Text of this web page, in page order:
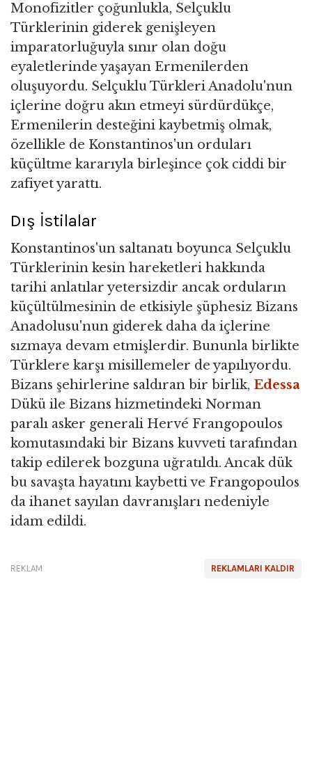
Monofizitler çoğunlukla, Selçuklu
Türklerinin giderek genişleyen
imparatorluğuyla sınır olan doğu
eyaletlerinde yaşayan Ermenilerden
oluşuyordu. Selçuklu Türkleri Anadolu'nun
içlerine doğru akın etmeyi sürdürdükçe,
Ermenilerin desteğini kaybetmiş olmak,
özellikle de Konstantinos'un orduları
küçültme kararıyla birleşince çok ciddi bir
zafiyet yarattı.
Dış İstilalar
Konstantinos'un saltanatı boyunca Selçuklu
Türklerinin kesin hareketleri hakkında
tarihi anlatılar yetersizdir ancak orduların
küçültülmesinin de etkisiyle şüphesiz Bizans
Anadolusu'nun giderek daha da içlerine
sızmaya devam etmişlerdir. Bununla birlikte
Türklere karşı misillemeler de yapılıyordu.
Bizans şehirlerine saldıran bir birlik, Edessa
Dükü ile Bizans hizmetindeki Norman
paralı asker generali Hervé Frangopoulos
komutasındaki bir Bizans kuvveti tarafından
takip edilerek bozguna uğratıldı. Ancak dük
bu savaşta hayatını kaybetti ve Frangopoulos
da ihanet sayılan davranışları nedeniyle
idam edildi.
REKLAMLARI KALDIR
REKLAM